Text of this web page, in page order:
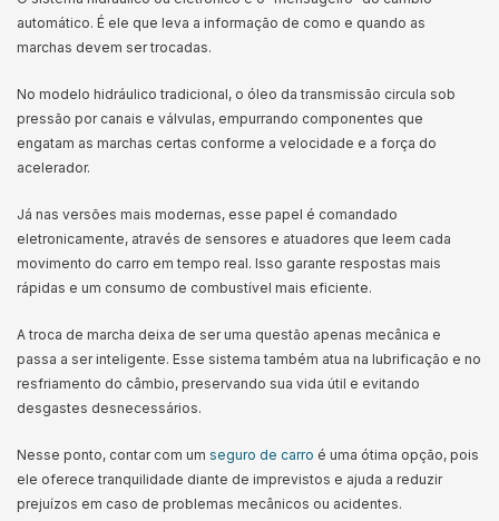
automático. É ele que leva a informação de como e quando as
marchas devem ser trocadas.
No modelo hidráulico tradicional, o óleo da transmissão circula sob
pressão por canais e válvulas, empurrando componentes que
engatam as marchas certas conforme a velocidade e a força do
acelerador.
Já nas versões mais modernas, esse papel é comandado
eletronicamente, através de sensores e atuadores que leem cada
movimento do carro em tempo real. Isso garante respostas mais
rápidas e um consumo de combustível mais eficiente.
A troca de marcha deixa de ser uma questão apenas mecânica e
passa a ser inteligente. Esse sistema também atua na lubrificação e no
resfriamento do câmbio, preservando sua vida útil e evitando
desgastes desnecessários.
Nesse ponto, contar com um seguro de carro é uma ótima opção, pois
ele oferece tranquilidade diante de imprevistos e ajuda a reduzir
prejuízos em caso de problemas mecânicos ou acidentes.